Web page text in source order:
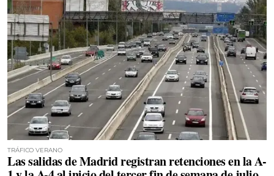
TRÁFICO VERANO
Las salidas de Madrid registran retenciones en la A-